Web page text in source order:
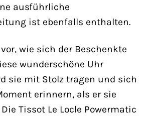
ausführliche
ist ebenfalls enthalten.
wie sich der Beschenkte
wunderschöne Uhr
sie mit Stolz tragen und sich
erinnern, als er sie
Tissot Le Locle Powermatic